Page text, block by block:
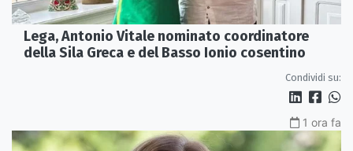
Lega, Antonio Vitale nominato coordinatore
della Sila Greca e del Basso Ionio cosentino
Condividi su:
1 ora fa